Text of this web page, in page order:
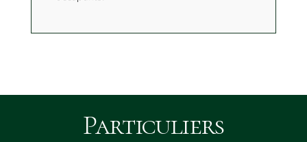
Particuliers